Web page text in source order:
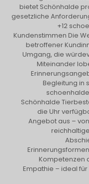
bietet Schönhalde
gesetzliche
+12
Kundenstimmen Die
betroffener
Umgang, die
Miteinander
Begleitung in
Schönhalde
die Uhr
Angebot aus –
Kompetenzen
Empathie – ideal